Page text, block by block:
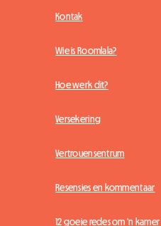
Kontak
Wie is Roomlala?
Hoe werk dit?
Versekering
Vertrouensentrum
Resensies en kommentaar
12 goeie redes om 'n